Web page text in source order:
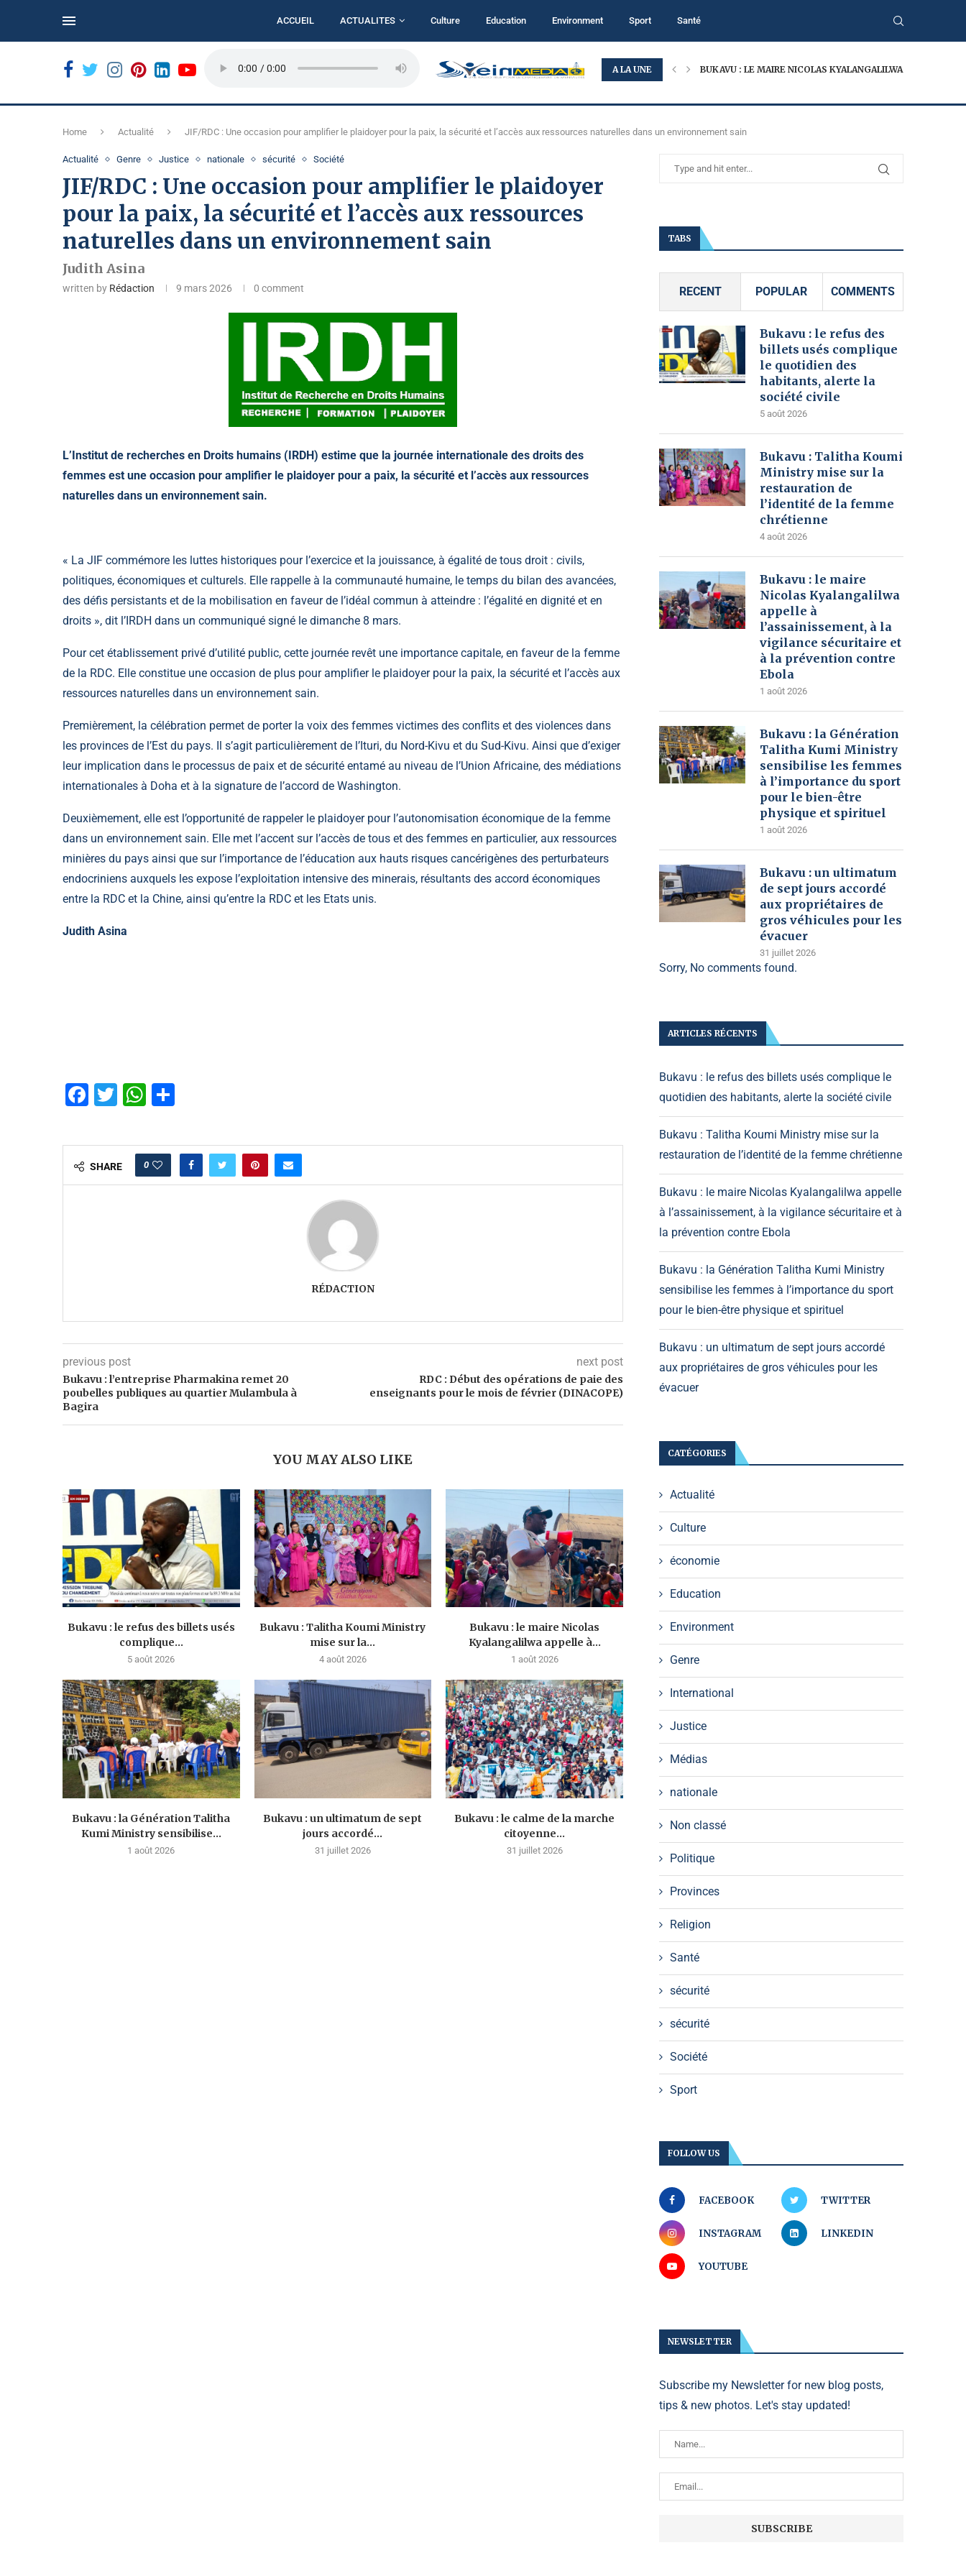
ACCUEIL ACTUALITES Culture Education Environment Sport Santé
A LA UNE
BUKAVU : LE REFUS DES BILLETS USÉS COMPLIQUE... BUKAVU : TALITHA KOUMI MINISTRY MISE SUR LA... BUKAVU : LE MAIRE NICOLAS KYALANGALILWA APPELLE À...
Home Actualité JIF/RDC : Une occasion pour amplifier le plaidoyer pour la paix, la sécurité et l’accès aux ressources naturelles dans un environnement sain
Actualité Genre Justice nationale sécurité Société
JIF/RDC : Une occasion pour amplifier le plaidoyer
pour la paix, la sécurité et l’accès aux ressources
naturelles dans un environnement sain
Judith Asina
written by Rédaction 9 mars 2026 0 comment
L’Institut de recherches en Droits humains (IRDH) estime que la journée internationale des droits des
femmes est une occasion pour amplifier le plaidoyer pour a paix, la sécurité et l’accès aux ressources
naturelles dans un environnement sain.
« La JIF commémore les luttes historiques pour l’exercice et la jouissance, à égalité de tous droit : civils,
politiques, économiques et culturels. Elle rappelle à la communauté humaine, le temps du bilan des avancées,
des défis persistants et de la mobilisation en faveur de l’idéal commun à atteindre : l’égalité en dignité et en
droits », dit l’IRDH dans un communiqué signé le dimanche 8 mars.
Pour cet établissement privé d’utilité public, cette journée revêt une importance capitale, en faveur de la femme
de la RDC. Elle constitue une occasion de plus pour amplifier le plaidoyer pour la paix, la sécurité et l’accès aux
ressources naturelles dans un environnement sain.
Premièrement, la célébration permet de porter la voix des femmes victimes des conflits et des violences dans
les provinces de l’Est du pays. Il s’agit particulièrement de l’Ituri, du Nord-Kivu et du Sud-Kivu. Ainsi que d’exiger
leur implication dans le processus de paix et de sécurité entamé au niveau de l’Union Africaine, des médiations
internationales à Doha et à la signature de l’accord de Washington.
Deuxièmement, elle est l’opportunité de rappeler le plaidoyer pour l’autonomisation économique de la femme
dans un environnement sain. Elle met l’accent sur l’accès de tous et des femmes en particulier, aux ressources
minières du pays ainsi que sur l’importance de l’éducation aux hauts risques cancérigènes des perturbateurs
endocriniens auxquels les expose l’exploitation intensive des minerais, résultants des accord économiques
entre la RDC et la Chine, ainsi qu’entre la RDC et les Etats unis.
Judith Asina
Facebook
TwitterWhatsApp
SHARE 0
RÉDACTION
previous post
Bukavu : l’entreprise Pharmakina remet 20
poubelles publiques au quartier Mulambula à
Bagira
next post
RDC : Début des opérations de paie des
enseignants pour le mois de février (DINACOPE)
YOU MAY ALSO LIKE
Bukavu : le refus des billets usés
complique...
5 août 2026
Bukavu : Talitha Koumi Ministry
mise sur la...
4 août 2026
Bukavu : le maire Nicolas
Kyalangalilwa appelle à...
1 août 2026
Bukavu : la Génération Talitha
Kumi Ministry sensibilise...
1 août 2026
Bukavu : un ultimatum de sept
jours accordé...
31 juillet 2026
Bukavu : le calme de la marche
citoyenne...
31 juillet 2026
TABS
RECENT POPULAR COMMENTS
Bukavu : le refus des
billets usés complique
le quotidien des
habitants, alerte la
société civile
5 août 2026
Bukavu : Talitha Koumi
Ministry mise sur la
restauration de
l’identité de la femme
chrétienne
4 août 2026
Bukavu : le maire
Nicolas Kyalangalilwa
appelle à
l’assainissement, à la
vigilance sécuritaire et
à la prévention contre
Ebola
1 août 2026
Bukavu : la Génération
Talitha Kumi Ministry
sensibilise les femmes
à l’importance du sport
pour le bien-être
physique et spirituel
1 août 2026
Bukavu : un ultimatum
de sept jours accordé
aux propriétaires de
gros véhicules pour les
évacuer
31 juillet 2026
Sorry, No comments found.
ARTICLES RÉCENTS
Bukavu : le refus des billets usés complique le
quotidien des habitants, alerte la société civile
Bukavu : Talitha Koumi Ministry mise sur la
restauration de l’identité de la femme chrétienne
Bukavu : le maire Nicolas Kyalangalilwa appelle
à l’assainissement, à la vigilance sécuritaire et à
la prévention contre Ebola
Bukavu : la Génération Talitha Kumi Ministry
sensibilise les femmes à l’importance du sport
pour le bien-être physique et spirituel
Bukavu : un ultimatum de sept jours accordé
aux propriétaires de gros véhicules pour les
évacuer
CATÉGORIES
Actualité
Culture
économie
Education
Environment
Genre
International
Justice
Médias
nationale
Non classé
Politique
Provinces
Religion
Santé
sécurité
sécurité
Société
Sport
FOLLOW US
FACEBOOK TWITTER
INSTAGRAM LINKEDIN
YOUTUBE
NEWSLETTER
Subscribe my Newsletter for new blog posts,
tips & new photos. Let's stay updated!